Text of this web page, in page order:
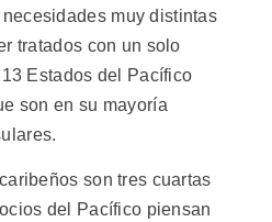
muy distintas
tratados con un solo
Estados del Pacífico
son en su mayoría
son tres cuartas
del Pacífico piensan